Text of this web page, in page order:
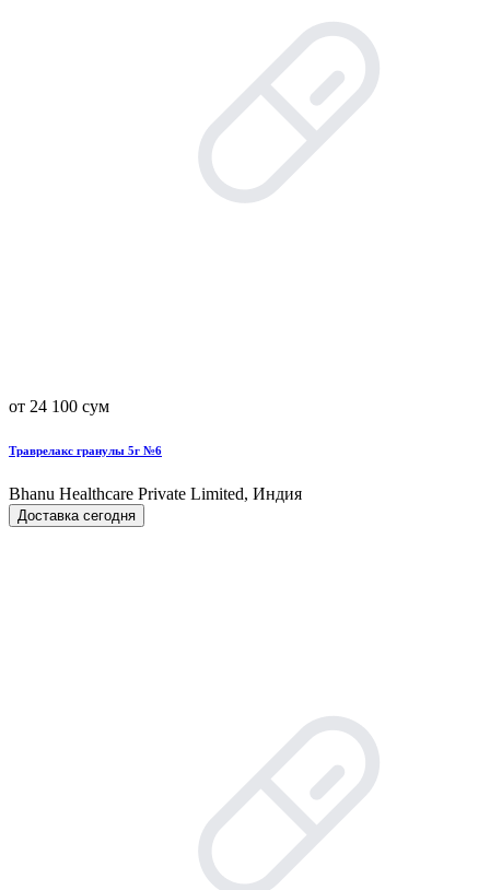
от 24 100 сум
Траврелакс гранулы 5г №6
Bhanu Healthcare Private Limited, Индия
Доставка сегодня